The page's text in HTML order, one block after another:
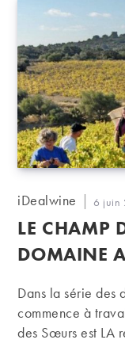
Auteur/autrice
la
publication :
iDealwine 6 juin
LE CHAMP
DOMAINE
Dans la série des
commence à
des Sœurs est LA